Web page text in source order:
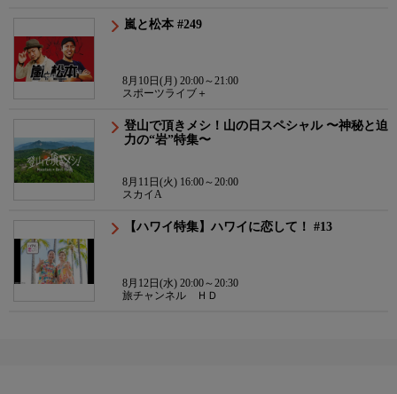
嵐と松本 #249
8月10日(月) 20:00～21:00
スポーツライブ＋
登山で頂きメシ！山の日スペシャル 〜神秘と迫
力の“岩”特集〜
8月11日(火) 16:00～20:00
スカイA
【ハワイ特集】ハワイに恋して！ #13
8月12日(水) 20:00～20:30
旅チャンネル ＨＤ